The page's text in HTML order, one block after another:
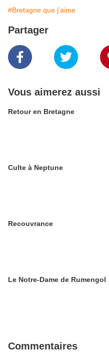
#Bretagne que j'aime
Partager
Vous aimerez aussi
Retour en Bretagne
Culte à Neptune
Recouvrance
Le Notre-Dame de Rumengol
Commentaires